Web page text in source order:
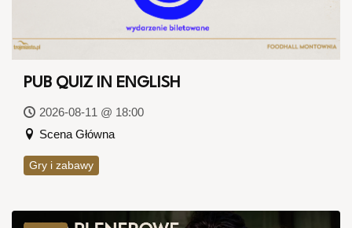
PUB QUIZ IN ENGLISH
2026-08-11 @ 18:00
Scena Główna
Gry i zabawy